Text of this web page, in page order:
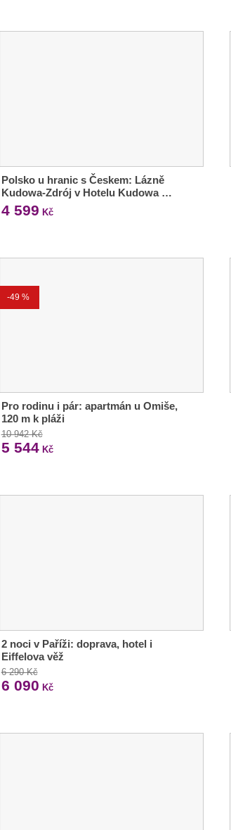
Polsko u hranic s Českem: Lázně
Kudowa-Zdrój v Hotelu Kudowa …
4 599 Kč
-49 %
Pro rodinu i pár: apartmán u Omiše,
120 m k pláži
10 942 Kč
5 544Kč
2 noci v Paříži: doprava, hotel i
Eiffelova věž
6 290 Kč
6 090 Kč